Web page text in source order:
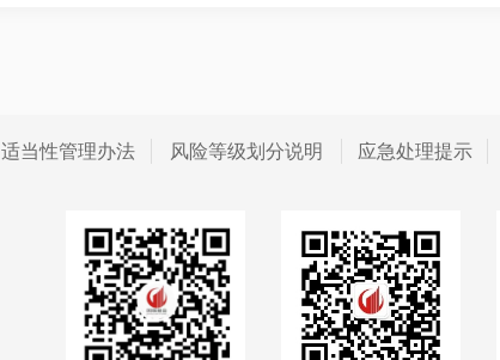
适当性管理办法 风险等级划分说明 应急处理提示